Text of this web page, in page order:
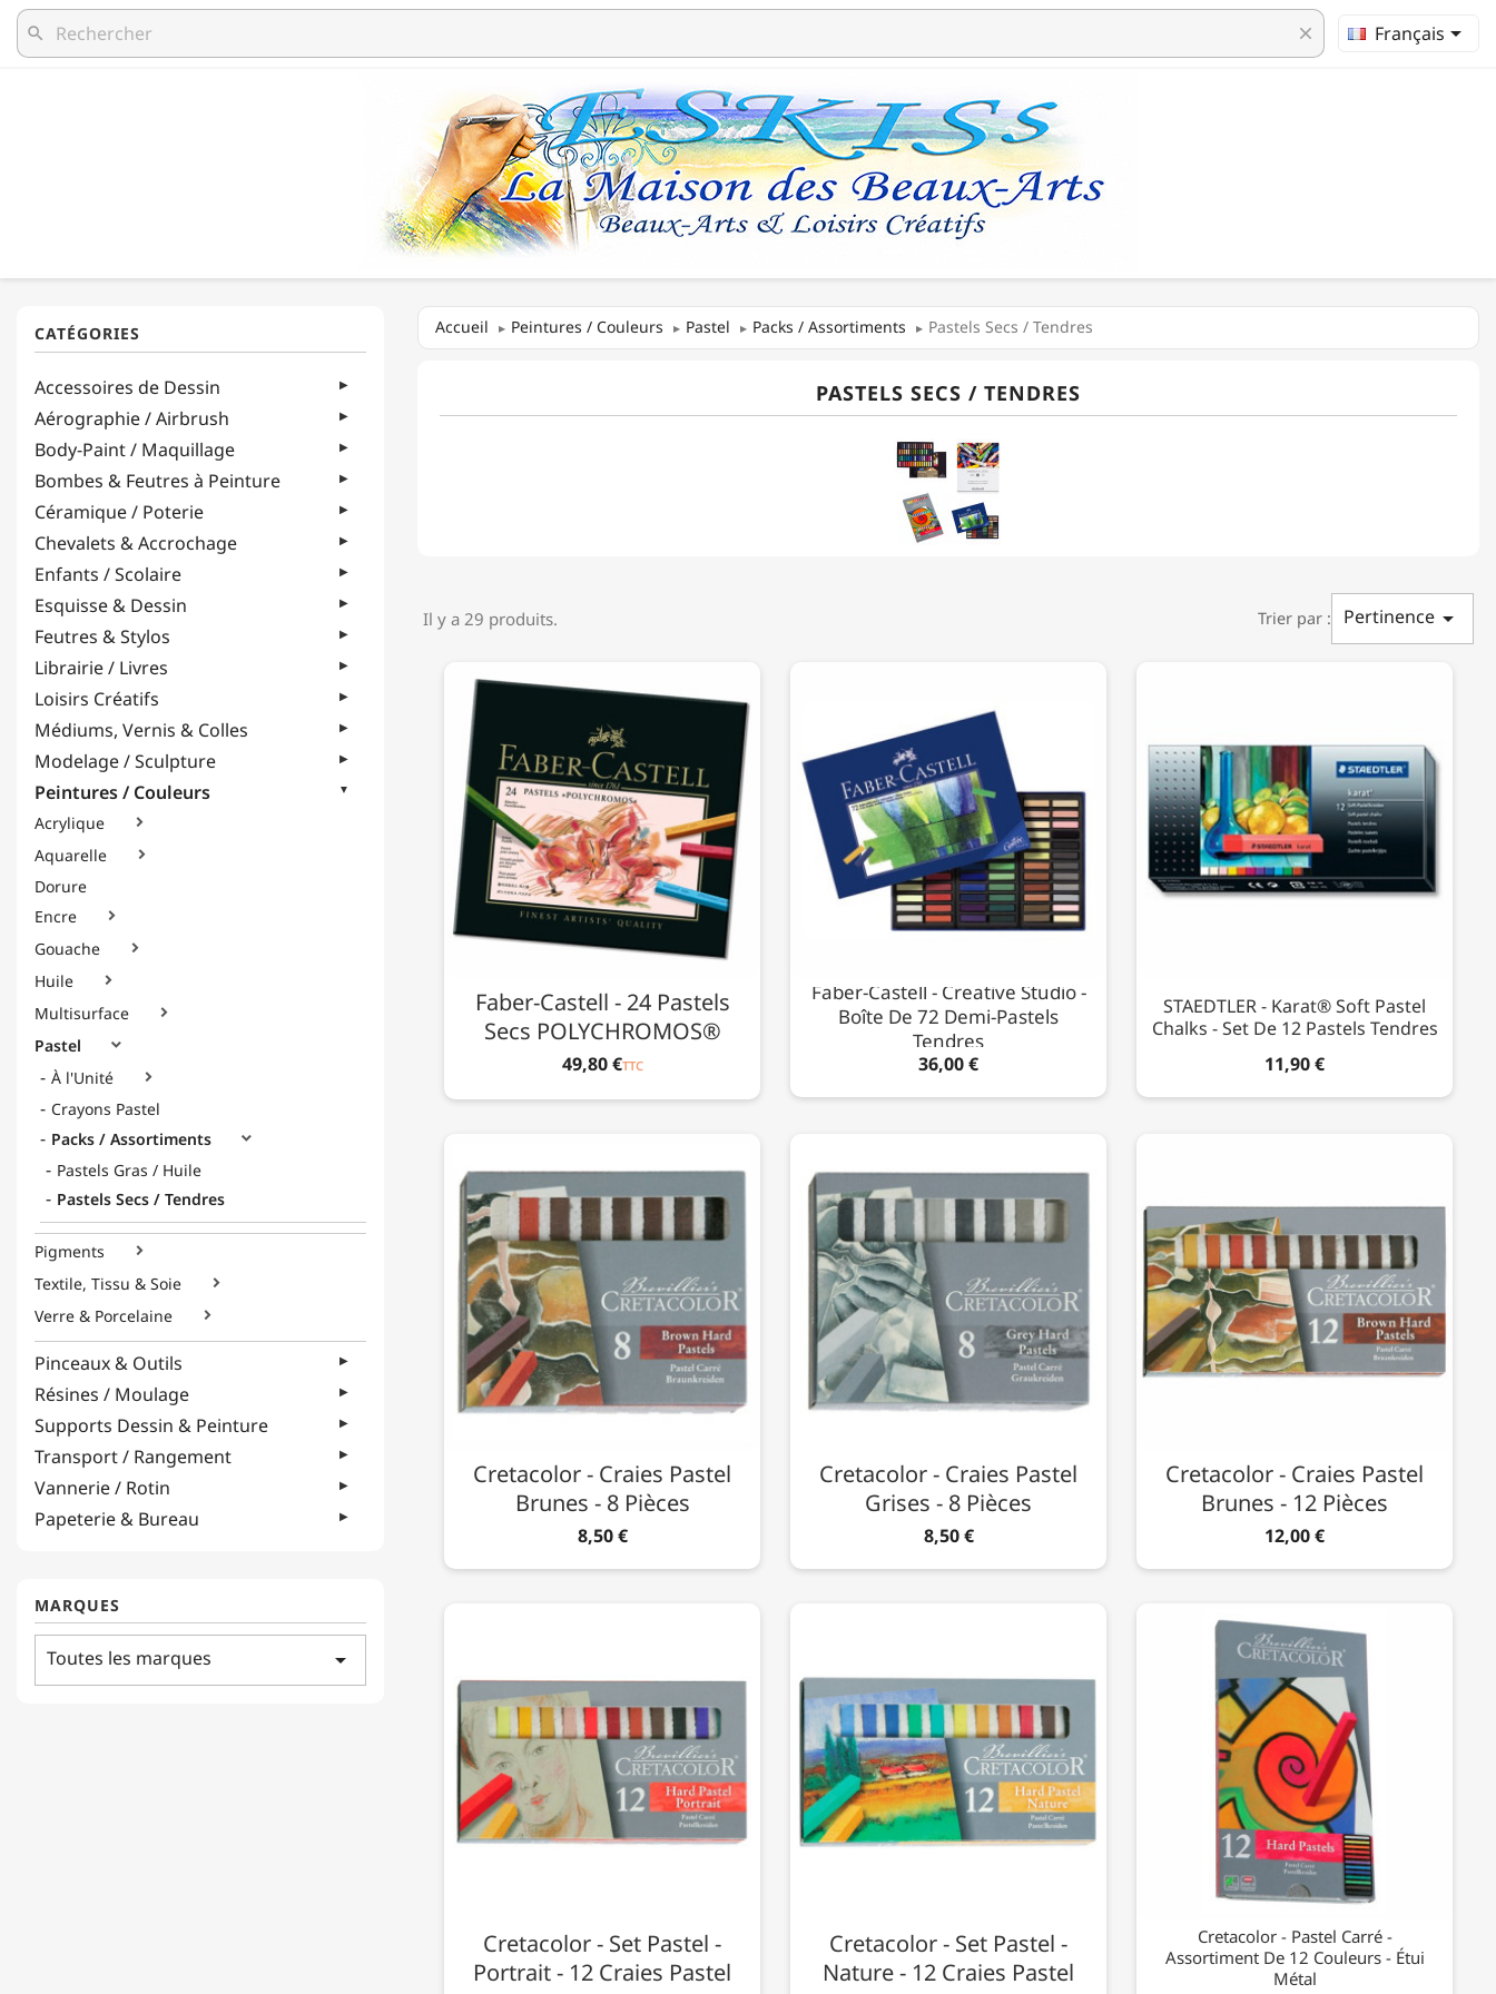
search clear Français
Accessoires de Dessin
Aérographie / Airbrush
Body-Paint / Maquillage
Bombes & Feutres à Peinture
Céramique / Poterie
Chevalets & Accrochage
Enfants / Scolaire
Esquisse & Dessin
Feutres & Stylos
Librairie / Livres
Loisirs Créatifs
Médiums, Vernis & Colles
Modelage / Sculpture
Peintures / Couleurs
Acrylique 
Aquarelle 
Dorure
Encre

Gouache 
Huile 
Multisurface 
Pastel 
À l'Unité 
Crayons Pastel
Packs / Assortiments

Pastels Gras / Huile
Pastels Secs / Tendres
Pigments 
Textile, Tissu & Soie 
Verre & Porcelaine 
Pinceaux & Outils
Résines / Moulage
Supports Dessin & Peinture
Transport / Rangement
Vannerie / Rotin
Papeterie & Bureau
MARQUES
Toutes les marques arrow_drop_down
Accueil Peintures / Couleurs Pastel Packs / Assortiments Pastels Secs / Tendres
PASTELS SECS / TENDRES
Il y a 29 produits. Trier par : Pertinence 
Faber-Castell - 24 Pastels
Secs POLYCHROMOS®
49,80 €TTC
Faber-Castell - Creative Studio -
Boîte De 72 Demi-Pastels
Tendres
36,00 €
STAEDTLER - Karat® Soft Pastel
Chalks - Set De 12 Pastels Tendres
11,90 €
Cretacolor - Craies Pastel
Brunes - 8 Pièces
8,50 €
Cretacolor - Craies Pastel
Grises - 8 Pièces
8,50 €
Cretacolor - Craies Pastel
Brunes - 12 Pièces
12,00 €
Cretacolor - Set Pastel -
Portrait - 12 Craies Pastel
Cretacolor - Set Pastel -
Nature - 12 Craies Pastel
Cretacolor - Pastel Carré -
Assortiment De 12 Couleurs - Étui
Métal